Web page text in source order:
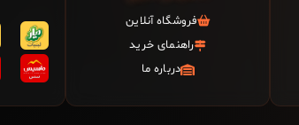
فروشگاه آنلاین
راهنمای خرید
درباره ما